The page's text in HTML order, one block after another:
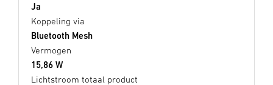
Ja
Koppeling via
Bluetooth Mesh
Vermogen
15,86 W
Lichtstroom totaal product